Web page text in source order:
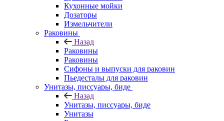
Кухонные мойки
Дозаторы
Измельчители
Раковины
Назад
Раковины
Раковины
Сифоны и выпуски для раковин
Пьедесталы для раковин
Унитазы, писсуары, биде
Назад
Унитазы, писсуары, биде
Унитазы